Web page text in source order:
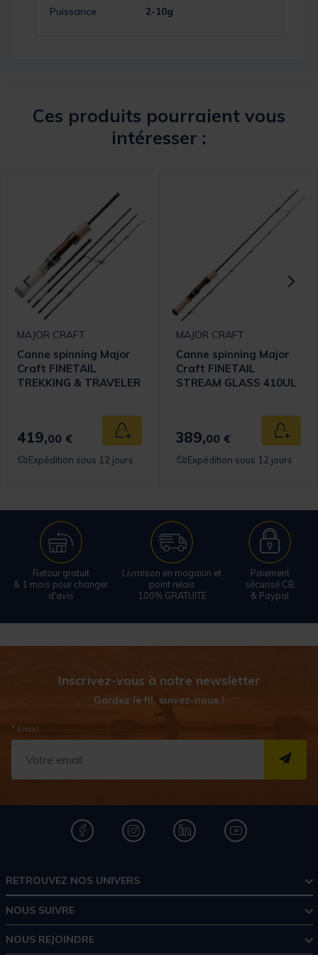
Puissance
2-10g
Ces produits pourraient vous
intéresser :
panier
MAJOR CRAFT
Canne spinning Major
Craft FINETAIL
TREKKING & TRAVELER
419,00 € Ajouter au panier
Expédition sous 12 jours
MAJOR CRAFT
Canne spinning Major
Craft FINETAIL
STREAM GLASS 410UL
389,00 €
Expédition sous 12 jours
Retour gratuit
& 1 mois pour changer
d'avis
Livraison en magasin et
point relais
100% GRATUITE
Paiement
sécurisé CB
& Paypal
Inscrivez-vous à notre newsletter
Gardez le fil, suivez-nous !
* Email
RETROUVEZ NOS UNIVERS
NOUS SUIVRE
NOUS REJOINDRE